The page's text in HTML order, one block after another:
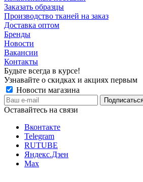
Заказать образцы
Производство тканей на заказ
Доставка оптом
Бренды
Новости
Вакансии
Контакты
Будьте всегда в курсе!
Узнавайте о скидках и акциях первым
Новости магазина
Оставайтесь на связи
Вконтакте
Telegram
RUTUBE
Яндекс.Дзен
Max